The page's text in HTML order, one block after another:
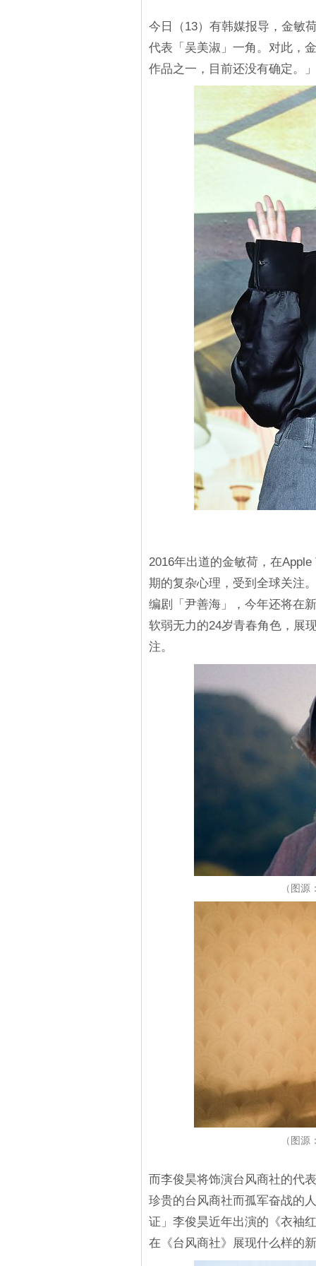
今日（13）有韩媒报导，金敏
代表「吴美淑」一角。对此，
作品之一，目前还没有确定。」
2016年出道的金敏荷，在
期的复杂心理，受到全球关注
编剧「尹善海」，今年还将在
软弱无力的24岁青春角色，展
注。
（图
（图
而李俊昊将饰演台风商社的代
珍贵的台风商社而孤军奋战的
证」李俊昊近年出演的《衣袖
在《台风商社》展现什么样的